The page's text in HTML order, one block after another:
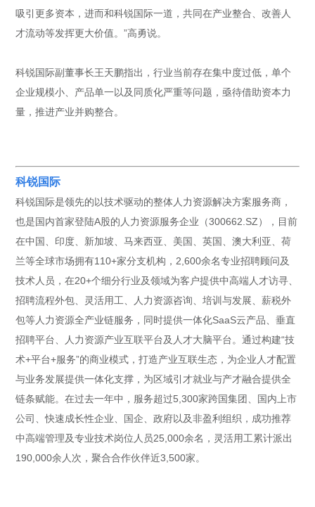
吸引更多资本，进而和科锐国际一道，共同在产业整合、改善人
才流动等发挥更大价值。”高勇说。
科锐国际副董事长王天鹏指出，行业当前存在集中度过低，单个
企业规模小、产品单一以及同质化严重等问题，亟待借助资本力
量，推进产业并购整合。
科锐国际
科锐国际是领先的以技术驱动的整体人力资源解决方案服务商，
也是国内首家登陆A股的人力资源服务企业（300662.SZ），目前
在中国、印度、新加坡、马来西亚、美国、英国、澳大利亚、荷
兰等全球市场拥有110+家分支机构，2,600余名专业招聘顾问及
技术人员，在20+个细分行业及领域为客户提供中高端人才访寻、
招聘流程外包、灵活用工、人力资源咨询、培训与发展、薪税外
包等人力资源全产业链服务，同时提供一体化SaaS云产品、垂直
招聘平台、人力资源产业互联平台及人才大脑平台。通过构建“技
术+平台+服务”的商业模式，打造产业互联生态，为企业人才配置
与业务发展提供一体化支撑，为区域引才就业与产才融合提供全
链条赋能。在过去一年中，服务超过5,300家跨国集团、国内上市
公司、快速成长性企业、国企、政府以及非盈利组织，成功推荐
中高端管理及专业技术岗位人员25,000余名，灵活用工累计派出
190,000余人次，聚合合作伙伴近3,500家。